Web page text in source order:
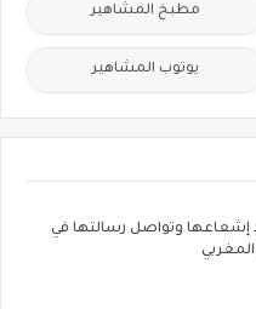
مطبخ المشاهير
يوتوب المشاهير
إشعاعها وتواصل رسالتها في